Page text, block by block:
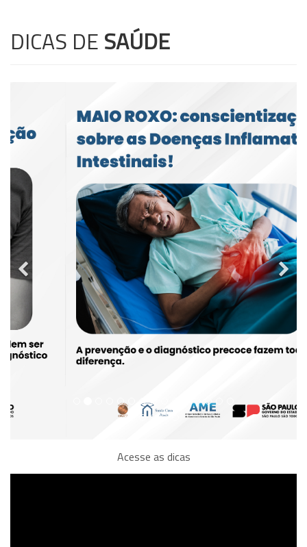
DICAS DE SAÚDE
Acesse as dicas